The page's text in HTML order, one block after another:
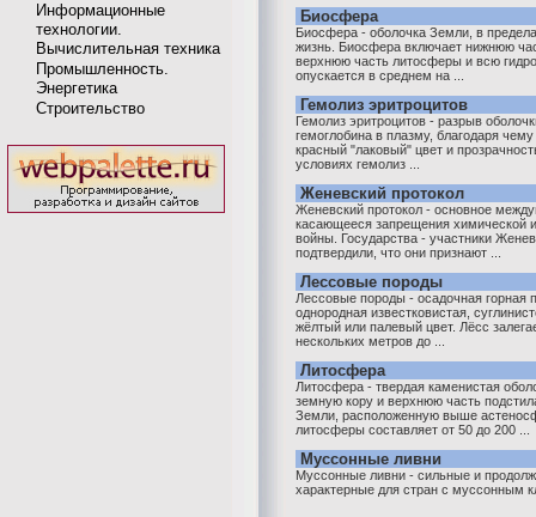
Информационные
технологии.
Вычислительная техника
Промышленность.
Энергетика
Строительство
Биосфера
Биосфера - оболочка Земли, в
жизнь. Биосфера включает нижнюю
верхнюю часть литосферы и всю
опускается в среднем на ...
Гемолиз эритроцитов
Гемолиз эритроцитов - разрыв
гемоглобина в плазму, благодаря
красный "лаковый" цвет и
условиях гемолиз ...
Женевский протокол
Женевский протокол - основное
касающееся запрещения химической и
войны. Государства - участники
подтвердили, что они признают ...
Лессовые породы
Лессовые породы - осадочная горная
однородная известковистая,
жёлтый или палевый цвет. Лёсс
нескольких метров до ...
Литосфера
Литосфера - твердая каменистая
земную кору и верхнюю часть
Земли, расположенную выше
литосферы составляет от 50 до 200 ...
Муссонные ливни
Муссонные ливни - сильные и
характерные для стран с муссонным